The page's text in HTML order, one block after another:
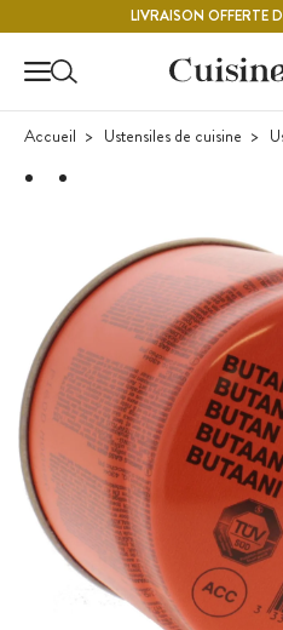
LIVRAISON OFFERTE
Accueil Ustensiles de cuisine